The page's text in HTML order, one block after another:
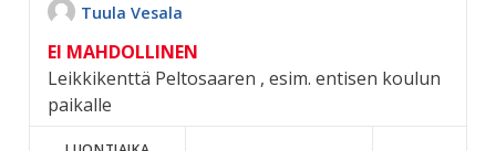
Tuula Vesala
EI MAHDOLLINEN
Leikkikenttä Peltosaaren , esim. entisen koulun
paikalle